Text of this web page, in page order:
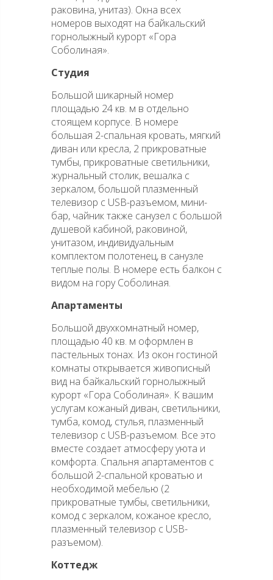
раковина, унитаз). Окна всех
номеров выходят на байкальский
горнолыжный курорт «Гора
Соболиная».
Студия
Большой шикарный номер
площадью 24 кв. м в отдельно
стоящем корпусе. В номере
большая 2-спальная кровать, мягкий
диван или кресла, 2 прикроватные
тумбы, прикроватные светильники,
журнальный столик, вешалка с
зеркалом, большой плазменный
телевизор с USB-разъемом, мини-
бар, чайник также санузел с большой
душевой кабиной, раковиной,
унитазом, индивидуальным
комплектом полотенец, в санузле
теплые полы. В номере есть балкон с
видом на гору Соболиная.
Апартаменты
Большой двухкомнатный номер,
площадью 40 кв. м оформлен в
пастельных тонах. Из окон гостиной
комнаты открывается живописный
вид на байкальский горнолыжный
курорт «Гора Соболиная». К вашим
услугам кожаный диван, светильники,
тумба, комод, стулья, плазменный
телевизор с USB-разъемом. Все это
вместе создает атмосферу уюта и
комфорта. Спальня апартаментов с
большой 2-спальной кроватью и
необходимой мебелью (2
прикроватные тумбы, светильники,
комод с зеркалом, кожаное кресло,
плазменный телевизор с USB-
разъемом).
Коттедж